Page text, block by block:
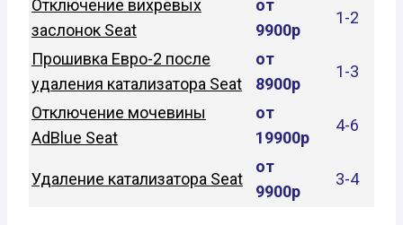
Отключение вихревых
заслонок Seat
от
9900р
1-2
Прошивка Евро-2 после
удаления катализатора Seat
от
8900р
1-3
Отключение мочевины
AdBlue Seat
от
19900р
4-6
Удаление катализатора Seat
от
9900р
3-4